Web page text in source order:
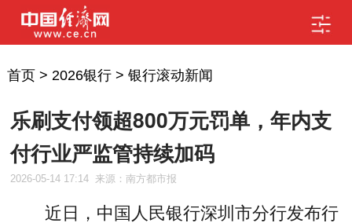
首页> 2026银行> 银行滚动新闻
乐刷支付领超800万元罚单，年内支
付行业严监管持续加码
2026-05-14 17:14 来源：南方都市报
近日，中国人民银行深圳市分行发布行